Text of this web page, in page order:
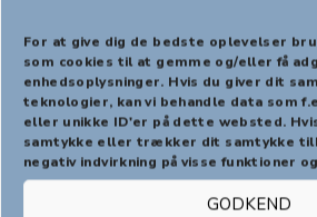
For at give dig de bedste oplevelser
som cookies til at gemme og/eller få
enhedsoplysninger. Hvis du giver dit
teknologier, kan vi behandle data som
eller unikke ID'er på dette websted.
samtykke eller trækker dit samtykke
negativ indvirkning på visse funktioner
GODKEND
Politiattest til frivillige
PREVIOUS